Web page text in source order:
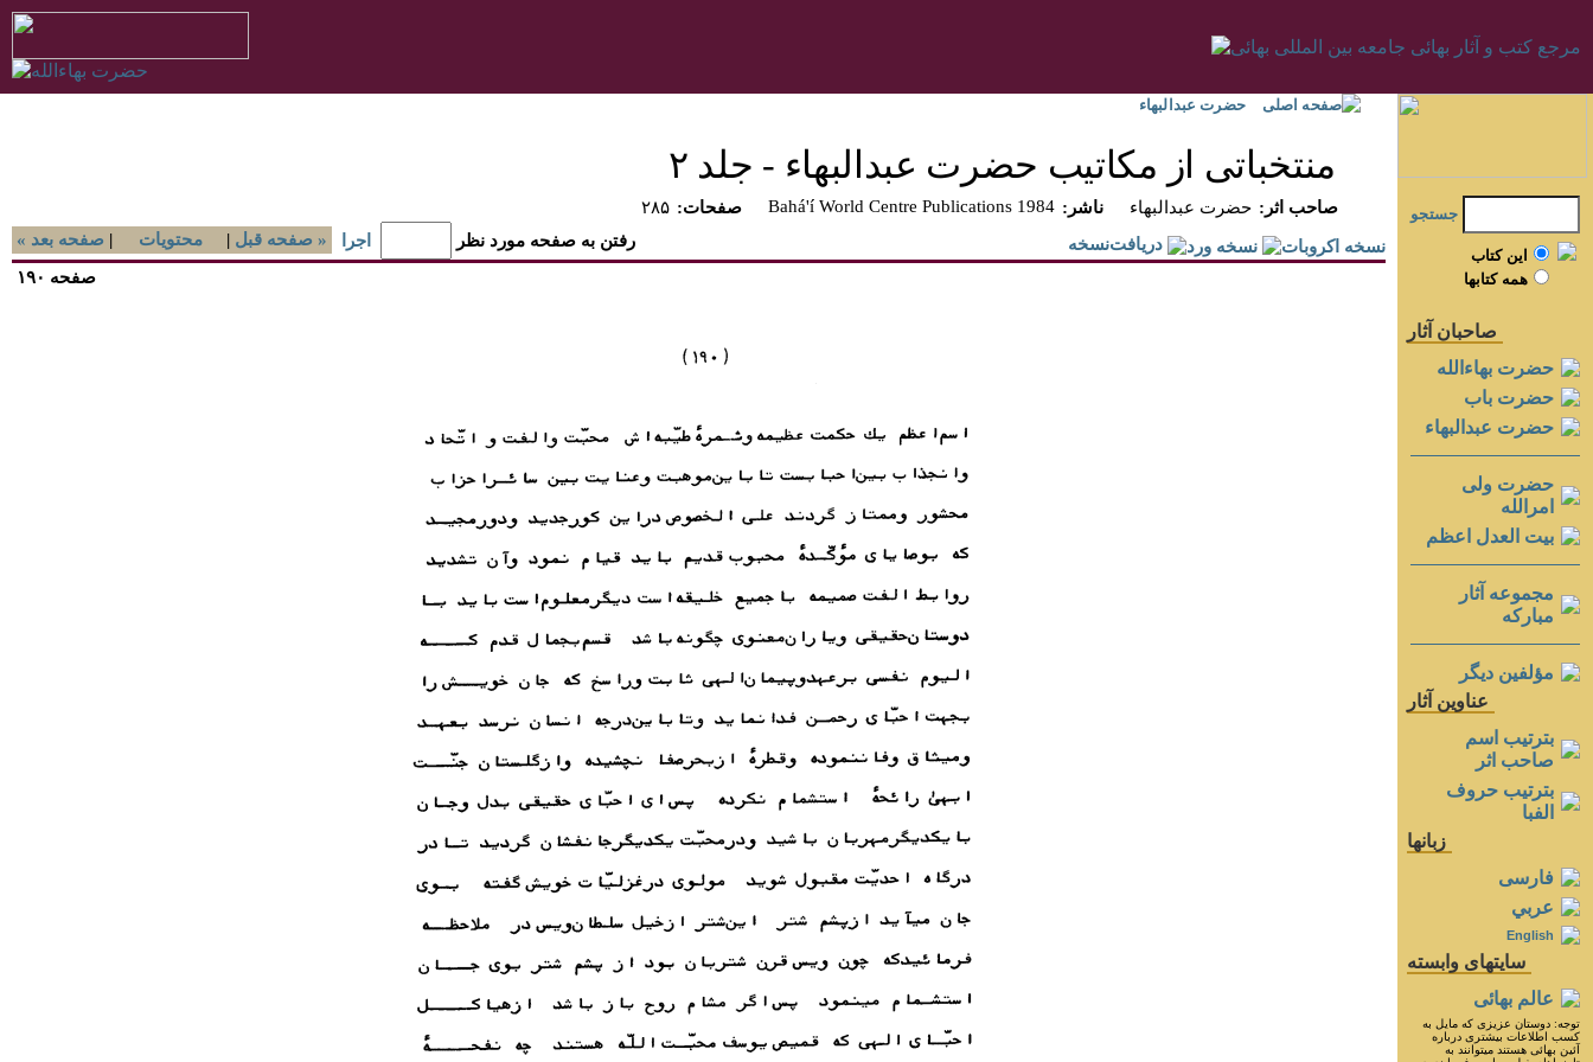
صفحه اصلی حضرت عبدالبهاء
منتخباتى از مكاتيب حضرت عبدالبهاء - جلد ۲
۲۸۵ :صفحات Bahá'í World Centre Publications 1984 :ناشر حضرت عبدالبهاء
:صاحب اثر
« صفحه بعد | محتويات | صفحه قبل » رفتن به صفحه مورد نظر اجرا
جستجو
اين کتاب
همه کتابها
صاحبان آثار
حضرت بهاءالله
حضرت باب
حضرت عبدالبهاء
حضرت ولی
امرالله
بيت العدل اعظم
مجموعه آثار
مباركه
مؤلفين ديگر
عناوين آثار
بترتيب اسم
صاحب اثر
بترتيب حروف
الفبا
زبانها
فارسی
عربي
English
سايتهای وابسته
عالم بهائی
توجه: دوستان عزيزى كه مايل به
كسب اطلاعات بيشترى درباره
آئين بهائى هستند ميتوانند به